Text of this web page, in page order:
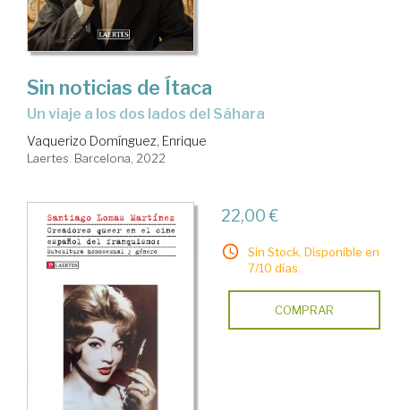
Sin noticias de Ítaca
un viaje a los dos lados del Sáhara
Vaquerizo Domínguez, Enrique
Laertes. Barcelona, 2022
22,00 €
Sin Stock. Disponible en
7/10 días.
COMPRAR